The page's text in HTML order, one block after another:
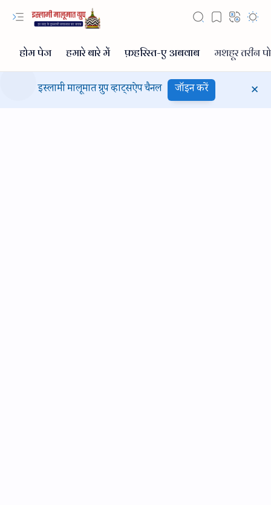
इस्लामी मालूमात ग्रुप व्हाट्सऐप चैनल जॉइन करें